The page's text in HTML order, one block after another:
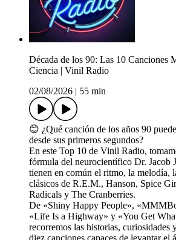
Década de los 90: Las 10 Canciones
Ciencia | Vinil Radio
02/08/2026
55 min
😊 ¿Qué canción de los años 90
desde sus primeros segundos?
En este Top 10 de Vinil Radio,
fórmula del neurocientífico Dr. Jacob
tienen en común el ritmo, la melodía,
clásicos de R.E.M., Hanson, Spice
Radicals y The Cranberries.
De «Shiny Happy People»,
«Life Is a Highway» y «You Get
recorremos las historias, curiosidades